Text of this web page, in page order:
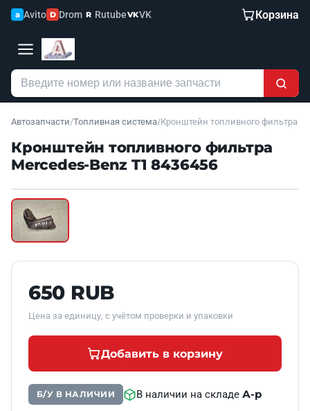
a Avito D Drom R RutubeVKVK Корзина
Автозапчасти/Топливная система/Кронштейн топливного фильтра
Кронштейн топливного фильтра
Mercedes-Benz T1 8436456
Б/У В НАЛИЧИИ
Наведите для увеличения
650 RUB
Цена за единицу, с учётом проверки и упаковки
Добавить в корзину
Б/У В НАЛИЧИИ В наличии на складеА-р